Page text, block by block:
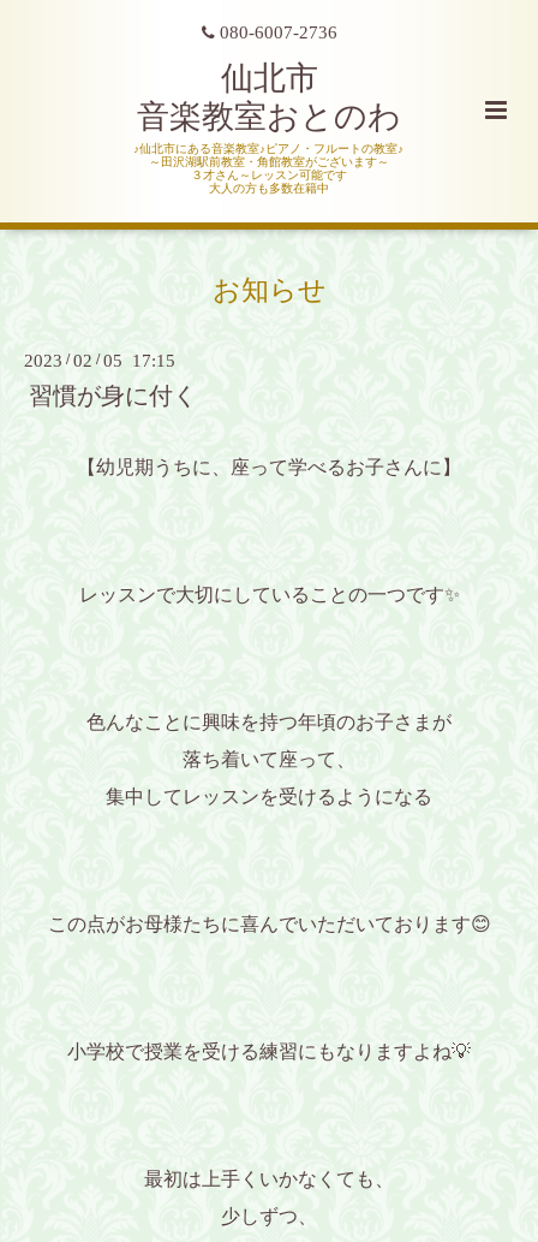
080-6007-2736
仙北市
音楽教室おとのわ
♪仙北市にある音楽教室♪ピアノ・フルートの教室♪
～田沢湖駅前教室・角館教室がございます～
３才さん～レッスン可能です
大人の方も多数在籍中
お知らせ
2023 /02 /05 17:15
習慣が身に付く
【幼児期うちに、座って学べるお子さんに】
レッスンで大切にしていることの一つです✨
色んなことに興味を持つ年頃のお子さまが
落ち着いて座って、
集中してレッスンを受けるようになる
この点がお母様たちに喜んでいただいております😊
小学校で授業を受ける練習にもなりますよね💡
最初は上手くいかなくても、
少しずつ、